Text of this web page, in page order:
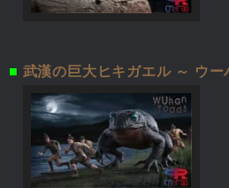
■ 武漢の巨大ヒキガエル ～ ウー